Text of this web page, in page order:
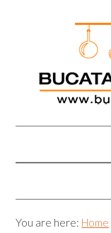
You are here: Home